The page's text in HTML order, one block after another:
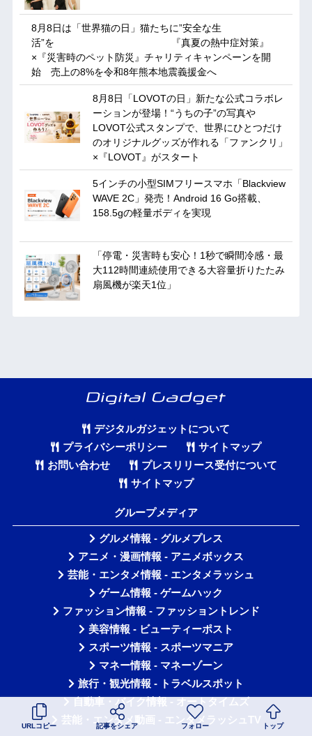
8月8日は「世界猫の日」猫たちに”安全な生
活”を 『真夏の熱中症対策』
×『災害時のペット防災』チャリティキャンペーンを開
始 売上の8%を令和8年熊本地震義援金へ
8月8日「LOVOTの日」新たな公式コラボレ
ーションが登場！“うちの子”の写真や
LOVOT公式スタンプで、世界にひとつだけ
のオリジナルグッズが作れる「ファンクリ」
×『LOVOT』がスタート
5インチの小型SIMフリースマホ「Blackview
WAVE 2C」発売！Android 16 Go搭載、
158.5gの軽量ボディを実現
「停電・災害時も安心！1秒で瞬間冷感・最
大112時間連続使用できる大容量折りたたみ
扇風機が楽天1位」
デジタルガジェットについて
プライバシーポリシー
サイトマップ
お問い合わせ
プレスリリース受付について
サイトマップ
グループメディア
グルメ情報 - グルメプレス
アニメ・漫画情報 - アニメボックス
芸能・エンタメ情報 - エンタメラッシュ
ゲーム情報 - ゲームハック
ファッション情報 - ファッショントレンド
美容情報 - ビューティーポスト
スポーツ情報 - スポーツマニア
マネー情報 - マネーゾーン
旅行・観光情報 - トラベルスポット
自動車・バイク情報 - オートタイムズ
芸能・エンタメ動画 - エンタメラッシュTV
URLコピー 記事をシェア フォロー トップ